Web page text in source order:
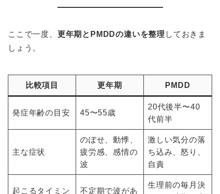
ここで一度、 更年期とPMDDの違いを整理 しておきま
しょう。
比較項目 更年期 PMDD
発症年齢の目安 45〜55歳
20代後半〜40
代前半
主な症状
のぼせ、動悸、
疲労感、感情の
波
激しい気分の落
ち込み、怒り、
自責
起こるタイミン 不定期で波があ
生理前の毎月決